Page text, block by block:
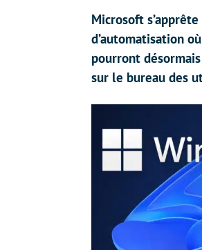
Microsoft
d’automatisation
pourront
sur le bureau des